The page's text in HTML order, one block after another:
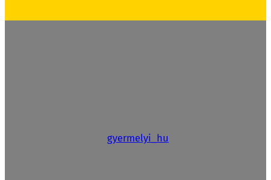
gyermelyi_hu